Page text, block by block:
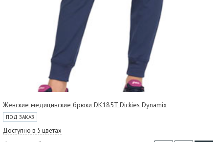
Женские медицинские брюки DK185T Dickies Dynamix
ПОД ЗАКАЗ
Доступно в 5 цветах